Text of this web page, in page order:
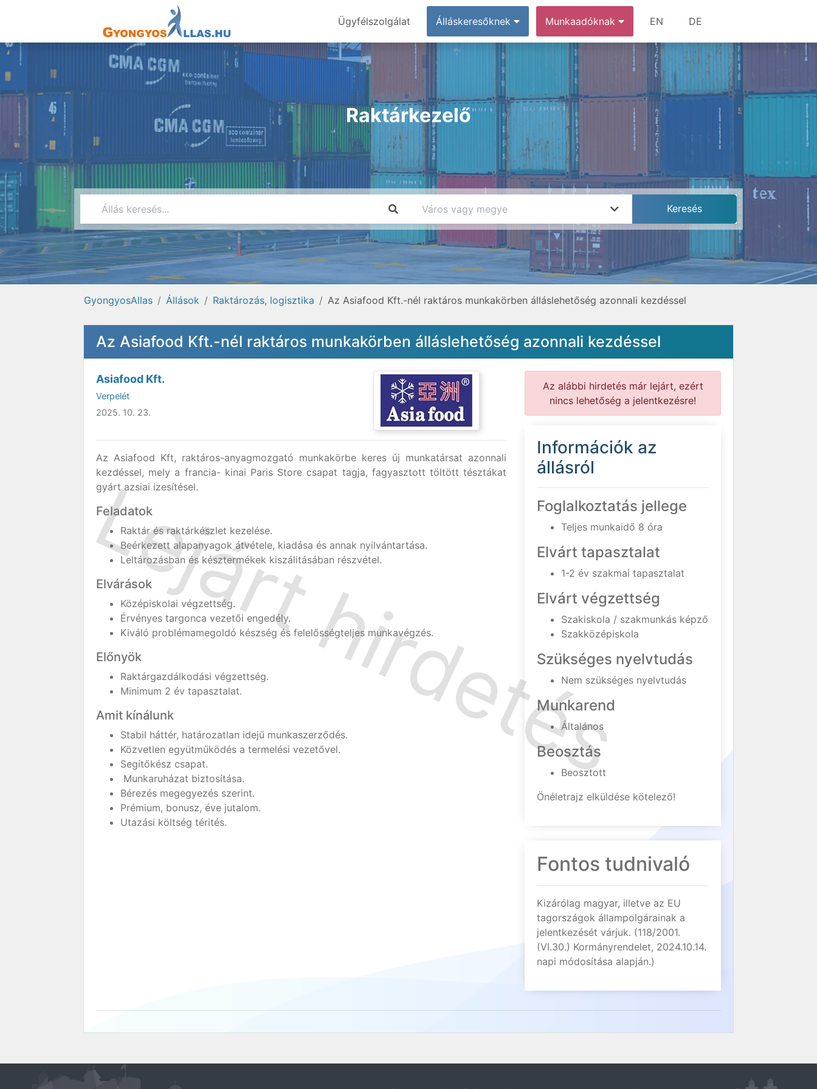
Ügyfélszolgálat Álláskeresőknek Munkaadóknak EN DE
Raktárkezelő
GyongyosAllas Állások Raktározás, logisztika Az Asiafood Kft.-nél raktáros munkakörben álláslehetőség azonnali kezdéssel
Az Asiafood Kft.-nél raktáros munkakörben álláslehetőség azonnali kezdéssel
Asiafood Kft.
Verpelét
2025. 10. 23.
Az Asiafood Kft, raktáros-anyagmozgató munkakörbe keres új munkatársat azonnali
kezdéssel, mely a francia- kinai Paris Store csapat tagja, fagyasztott töltött tésztákat
gyárt azsiai izesítésel.
Feladatok
Raktár és raktárkészlet kezelése.
Beérkezett alapanyagok átvétele, kiadása és annak nyilvántartása.
Leltározásban és késztermékek kiszálitásában részvétel.
Elvárások
Középiskolai végzettség.
Érvényes targonca vezetői engedély.
Kiváló problémamegoldó készség és felelősségteljes munkavégzés.
Előnyök
Raktárgazdálkodási végzettség.
Minimum 2 év tapasztalat.
Amit kínálunk
Stabil háttér, határozatlan idejű munkaszerződés.
Közvetlen együtműködés a termelési vezetővel.
Segítőkész csapat.
Munkaruházat biztosítása.
Bérezés megegyezés szerint.
Prémium, bonusz, éve jutalom.
Utazási költség térités.
Az alábbi hirdetés már lejárt, ezért
nincs lehetőség a jelentkezésre!
Információk az
állásról
Foglalkoztatás jellege
Teljes munkaidő 8 óra
Elvárt tapasztalat
1-2 év szakmai tapasztalat
Elvárt végzettség
Szakiskola / szakmunkás képző
Szakközépiskola
Szükséges nyelvtudás
Nem szükséges nyelvtudás
Munkarend
Általános
Beosztás
Beosztott
Önéletrajz elküldése kötelező!
Fontos tudnivaló
Kizárólag magyar, illetve az EU
tagországok állampolgárainak a
jelentkezését várjuk. (118/2001.
(VI.30.) Kormányrendelet, 2024.10.14.
napi módosítása alapján.)